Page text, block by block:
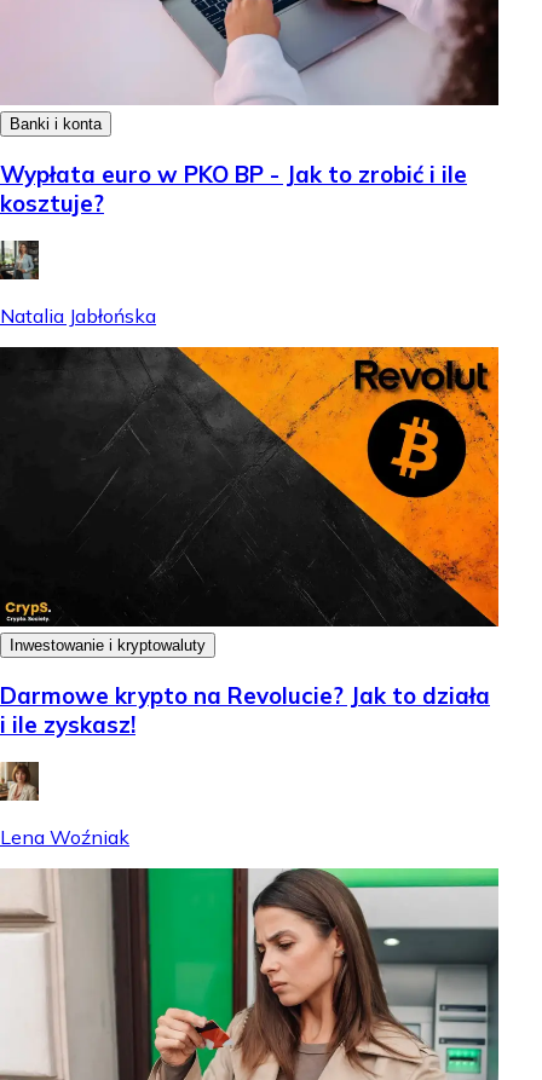
Banki i konta
Wypłata euro w PKO BP - Jak to zrobić i ile
kosztuje?
Natalia Jabłońska
Inwestowanie i kryptowaluty
Darmowe krypto na Revolucie? Jak to działa
i ile zyskasz!
Lena Woźniak